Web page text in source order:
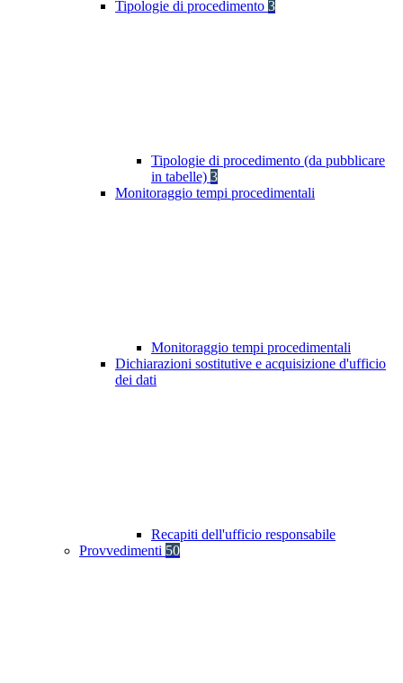
Tipologie di procedimento 3
Tipologie di procedimento (da pubblicare
in tabelle) 3
Monitoraggio tempi procedimentali
Monitoraggio tempi procedimentali
Dichiarazioni sostitutive e acquisizione d'ufficio
dei dati
Recapiti dell'ufficio responsabile
Provvedimenti 50